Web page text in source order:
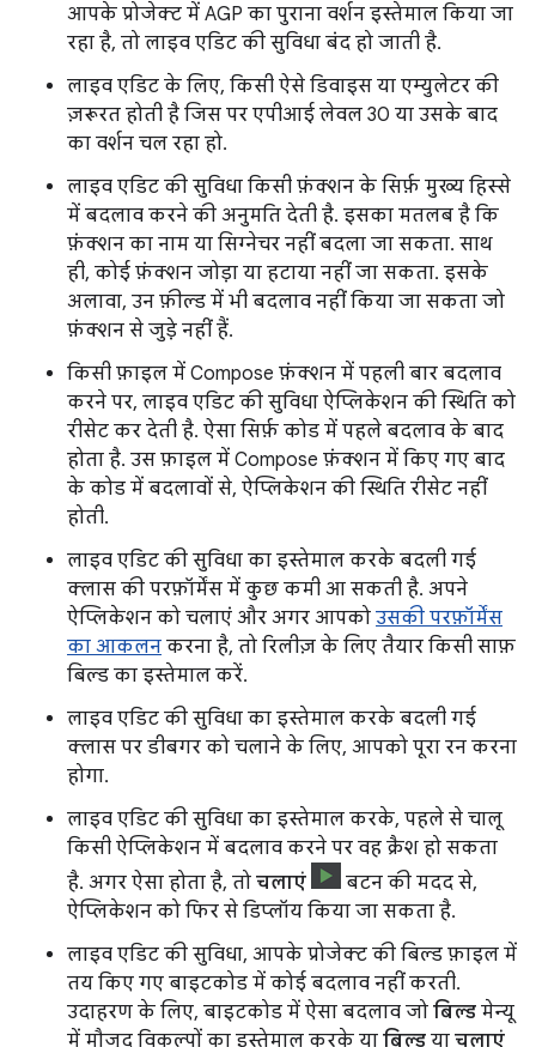
आपके प्रोजेक्ट में AGP का पुराना वर्शन इस्तेमाल किया जा
रहा है, तो लाइव एडिट की सुविधा बंद हो जाती है.
लाइव एडिट के लिए, किसी ऐसे डिवाइस या एम्युलेटर की
ज़रूरत होती है जिस पर एपीआई लेवल 30 या उसके बाद
का वर्शन चल रहा हो.
लाइव एडिट की सुविधा किसी फ़ंक्शन के सिर्फ़ मुख्य हिस्से
में बदलाव करने की अनुमति देती है. इसका मतलब है कि
फ़ंक्शन का नाम या सिग्नेचर नहीं बदला जा सकता. साथ
ही, कोई फ़ंक्शन जोड़ा या हटाया नहीं जा सकता. इसके
अलावा, उन फ़ील्ड में भी बदलाव नहीं किया जा सकता जो
फ़ंक्शन से जुड़े नहीं हैं.
किसी फ़ाइल में Compose फ़ंक्शन में पहली बार बदलाव
करने पर, लाइव एडिट की सुविधा ऐप्लिकेशन की स्थिति को
रीसेट कर देती है. ऐसा सिर्फ़ कोड में पहले बदलाव के बाद
होता है. उस फ़ाइल में Compose फ़ंक्शन में किए गए बाद
के कोड में बदलावों से, ऐप्लिकेशन की स्थिति रीसेट नहीं
होती.
लाइव एडिट की सुविधा का इस्तेमाल करके बदली गई
क्लास की परफ़ॉर्मेंस में कुछ कमी आ सकती है. अपने
ऐप्लिकेशन को चलाएं और अगर आपको उसकी परफ़ॉर्मेंस
का आकलन करना है, तो रिलीज़ के लिए तैयार किसी साफ़
बिल्ड का इस्तेमाल करें.
लाइव एडिट की सुविधा का इस्तेमाल करके बदली गई
क्लास पर डीबगर को चलाने के लिए, आपको पूरा रन करना
होगा.
लाइव एडिट की सुविधा का इस्तेमाल करके, पहले से चालू
किसी ऐप्लिकेशन में बदलाव करने पर वह क्रैश हो सकता
है. अगर ऐसा होता है, तो चलाएं
बटन की मदद से,
ऐप्लिकेशन को फिर से डिप्लॉय किया जा सकता है.
लाइव एडिट की सुविधा, आपके प्रोजेक्ट की बिल्ड फ़ाइल में
तय किए गए बाइटकोड में कोई बदलाव नहीं करती.
उदाहरण के लिए, बाइटकोड में ऐसा बदलाव जो बिल्ड मेन्यू
में मौजूद विकल्पों का इस्तेमाल करके या बिल्ड या चलाएं